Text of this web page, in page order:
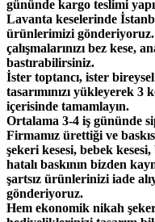
gününde kargo teslimi
Lavanta keselerinde
ürünlerimizi
çalışmalarınızı bez kese,
bastırabilirsiniz.
İster toptancı, ister
tasarımınızı yükleyerek
içerisinde tamamlayın.
Ortalama 3-4 iş gününde
Firmamız ürettiği ve
şekeri kesesi, bebek
hatalı baskının bizden
şartsız ürünlerinizi iade
gönderiyoruz.
Hem ekonomik nikah